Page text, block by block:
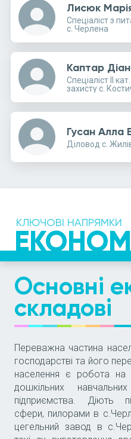
person Лисюк
Спеціаліст з
с. Черлена
person Каптар
Спеціаліст ІІ
захисту с.
person Гусан Алла
Діловод с.
КЛЮЧОВІ НАПРЯМКИ
Основні
складові
Переважна частина
господарстві та його
населення є робота на
дошкільних
підприємства. Діють
сфери, пилорами в
цегельний завод в